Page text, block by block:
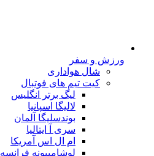
ورزش و سفر
شال هواداری
کیت تیم های فوتبال
لیگ برتر انگلیس
لالیگا اسپانیا
بوندسلیگا آلمان
سری آ ایتالیا
ام ال اس آمریکا
لوشامپیونه فرانسه